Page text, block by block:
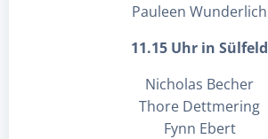
Pauleen Wunderlich
11.15 Uhr in Sülfeld
Nicholas Becher
Thore Dettmering
Fynn Ebert